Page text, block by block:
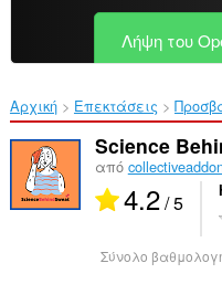
Λήψη του
Αρχική Επεκτάσεις
Science
από
4.2/ 5
Σύνολο